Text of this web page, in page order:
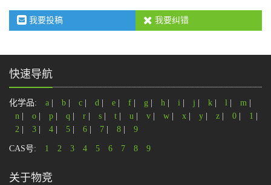
我要投稿 我要纠错
快速导航
化学品: a b c d e f g h i j k l m
n
o p q r s t u v w x y z 0 1
2
3 4 5 6 7 8 9
CAS号: 1 2 3 4 5 6 7 8 9
关于物竞